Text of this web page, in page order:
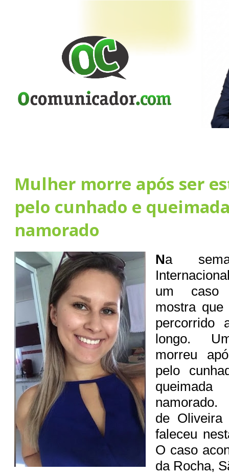
Mulher morre após ser
pelo cunhado e
namorado
Na
um caso
mostra
percorrido
longo.
morreu
pelo
namorado.
de
faleceu
O caso
da Rocha,